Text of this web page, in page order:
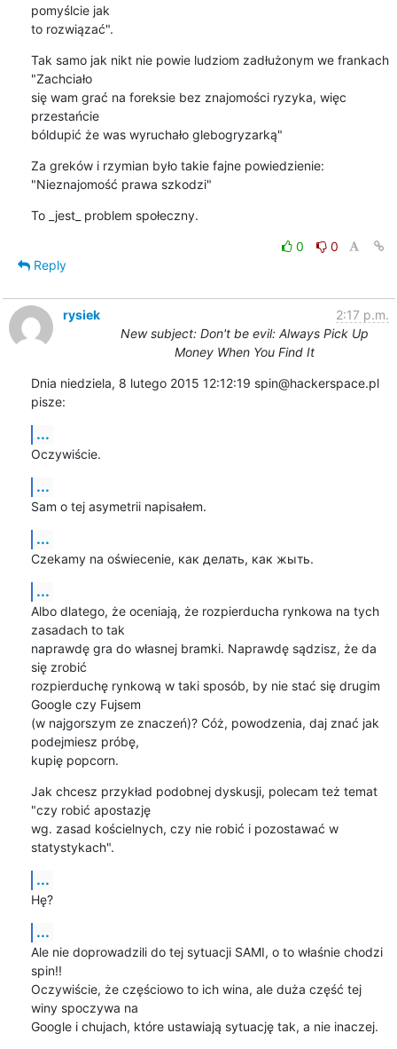
pomyślcie jak
to rozwiązać".
Tak samo jak nikt nie powie ludziom zadłużonym we frankach
"Zachciało
się wam grać na foreksie bez znajomości ryzyka, więc
przestańcie
bóldupić że was wyruchało glebogryzarką"
Za greków i rzymian było takie fajne powiedzienie:
"Nieznajomość prawa szkodzi"
To _jest_ problem społeczny.
0
0
Reply
rysiek
2:17 p.m.
New subject: Don't be evil: Always Pick Up
Money When You Find It
Dnia niedziela, 8 lutego 2015 12:12:19 spin@hackerspace.pl
pisze:
...
Oczywiście.
...
Sam o tej asymetrii napisałem.
...
Czekamy na oświecenie, как делать, как жыть.
...
Albo dlatego, że oceniają, że rozpierducha rynkowa na tych
zasadach to tak
naprawdę gra do własnej bramki. Naprawdę sądzisz, że da
się zrobić
rozpierduchę rynkową w taki sposób, by nie stać się drugim
Google czy Fujsem
(w najgorszym ze znaczeń)? Cóż, powodzenia, daj znać jak
podejmiesz próbę,
kupię popcorn.
Jak chcesz przykład podobnej dyskusji, polecam też temat
"czy robić apostazję
wg. zasad kościelnych, czy nie robić i pozostawać w
statystykach".
...
Hę?
...
Ale nie doprowadzili do tej sytuacji SAMI, o to właśnie chodzi
spin!!
Oczywiście, że częściowo to ich wina, ale duża część tej
winy spoczywa na
Google i chujach, które ustawiają sytuację tak, a nie inaczej.